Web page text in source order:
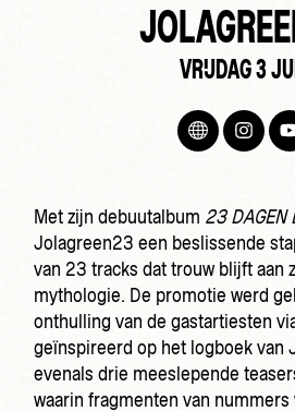
VRIJDAG 3
Met zijn debuutalbum 23 DAGEN
Jolagreen23 een beslissende
van 23 tracks dat trouw blijft aan
mythologie. De promotie werd
onthulling van de gastartiesten
geïnspireerd op het logboek van
evenals drie meeslepende
waarin fragmenten van